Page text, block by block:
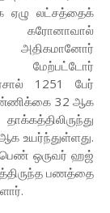
ஏழு லட்சத்தைக்
கரோனாவால்
அதிகமானோர்
மேற்பட்டோர்
1251 பேர்
எண்ணிக்கை 32 ஆக
உயர்ந்துள்ளது.
பெண் ஒருவர் ஹஜ்
பணத்தை